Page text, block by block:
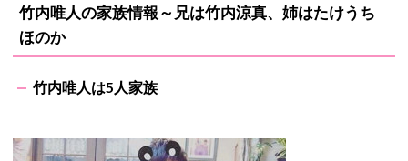
竹内唯人の家族情報～兄は竹内涼真、姉はたけうち
ほのか
竹内唯人は5人家族